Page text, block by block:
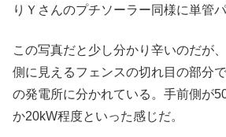
りＹさんのプチソーラー同様に単管
この写真だと少し分かり辛いのだが
側に見えるフェンスの切れ目の部分
の発電所に分かれている。手前側が
か20kW程度といった感じだ。